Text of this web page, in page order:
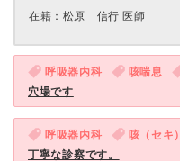
在籍：松原 信行 医師
呼吸器内科 咳喘息
穴場です
呼吸器内科 咳（セキ）
丁寧な診察です。